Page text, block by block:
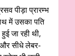
पीड़ा प्रारम्भ
में उसका पति
जा रही थी,
और सीधे लेबर-